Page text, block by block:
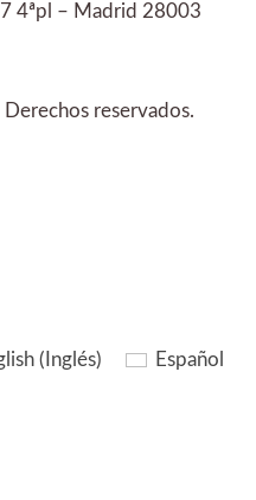
4ªpl – Madrid 28003
reservados.
( Inglés) Español